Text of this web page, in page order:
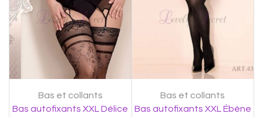
Bas et collants
Bas autofixants XXL Délice
Bas et collants
Bas autofixants XXL Ébène